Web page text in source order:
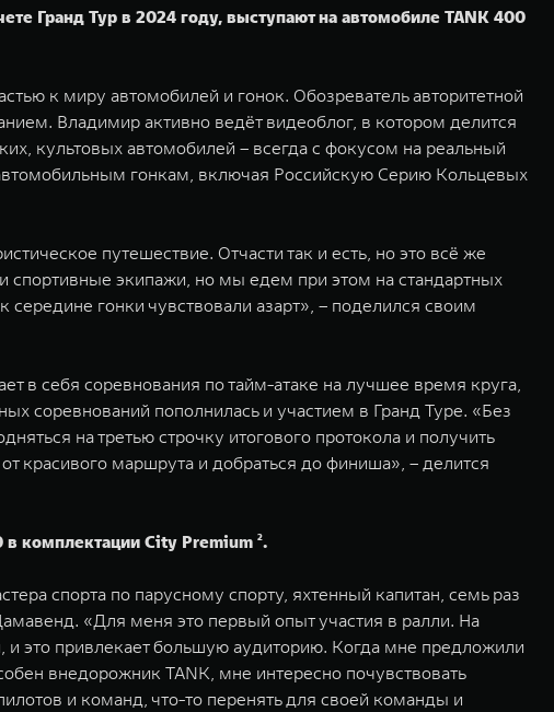
Гранд Тур в 2024 году, выступают на автомобиле TANK 400
к миру автомобилей и гонок. Обозреватель авторитетной
Владимир активно ведёт видеоблог, в котором делится
культовых автомобилей – всегда с фокусом на реальный
гонкам, включая Российскую Серию Кольцевых
путешествие. Отчасти так и есть, но это всё же
экипажи, но мы едем при этом на стандартных
гонки чувствовали азарт», – поделился своим
в себя соревнования по тайм-атаке на лучшее время круга,
соревнований пополнилась и участием в Гранд Туре. «Без
на третью строчку итогового протокола и получить
красивого маршрута и добраться до финиша», – делится
комплектации City Premium ².
спорта по парусному спорту, яхтенный капитан, семь раз
«Для меня это первый опыт участия в ралли. На
и это привлекает большую аудиторию. Когда мне предложили
внедорожник TANK, мне интересно почувствовать
и команд, что-то перенять для своей команды и